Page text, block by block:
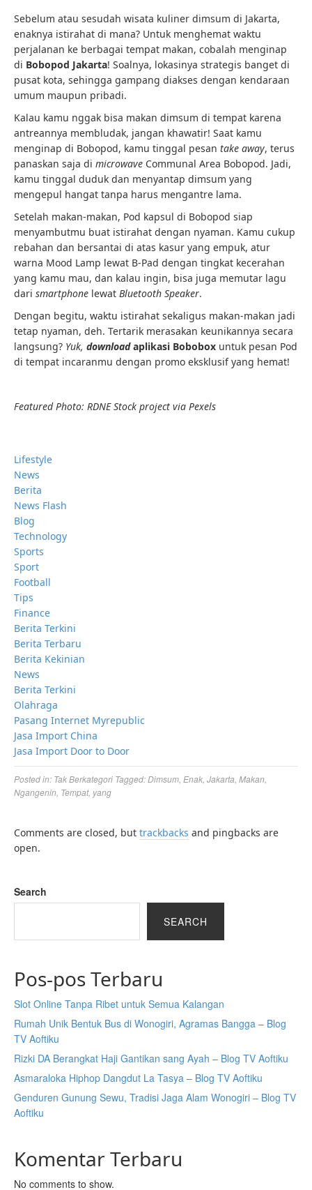
Sebelum atau sesudah wisata kuliner dimsum di Jakarta,
enaknya istirahat di mana? Untuk menghemat waktu
perjalanan ke berbagai tempat makan, cobalah menginap
di Bobopod Jakarta! Soalnya, lokasinya strategis banget di
pusat kota, sehingga gampang diakses dengan kendaraan
umum maupun pribadi.
Kalau kamu nggak bisa makan dimsum di tempat karena
antreannya membludak, jangan khawatir! Saat kamu
menginap di Bobopod, kamu tinggal pesan take away, terus
panaskan saja di microwave Communal Area Bobopod. Jadi,
kamu tinggal duduk dan menyantap dimsum yang
mengepul hangat tanpa harus mengantre lama.
Setelah makan-makan, Pod kapsul di Bobopod siap
menyambutmu buat istirahat dengan nyaman. Kamu cukup
rebahan dan bersantai di atas kasur yang empuk, atur
warna Mood Lamp lewat B-Pad dengan tingkat kecerahan
yang kamu mau, dan kalau ingin, bisa juga memutar lagu
dari smartphone lewat Bluetooth Speaker.
Dengan begitu, waktu istirahat sekaligus makan-makan jadi
tetap nyaman, deh. Tertarik merasakan keunikannya secara
langsung? Yuk, downloadaplikasi Bobobox untuk pesan Pod
di tempat incaranmu dengan promo eksklusif yang hemat!
Featured Photo: RDNE Stock project via Pexels
Lifestyle
News
Berita
News Flash
Blog
Technology
Sports
Sport
Football
Tips
Finance
Berita Terkini
Berita Terbaru
Berita Kekinian
News
Berita Terkini
Olahraga
Pasang Internet Myrepublic
Jasa Import China
Jasa Import Door to Door
Posted in: Tak Berkategori Tagged:Dimsum Enak Jakarta Makan
Ngangenin Tempat, yang
Comments are closed, but trackbacks and pingbacks are
open.
Search
SEARCH
Pos-pos Terbaru
Slot Online Tanpa Ribet untuk Semua Kalangan
Rumah Unik Bentuk Bus di Wonogiri, Agramas Bangga – Blog
TV Aoftiku
Rizki DA Berangkat Haji Gantikan sang Ayah – Blog TV Aoftiku
Asmaraloka Hiphop Dangdut La Tasya – Blog TV Aoftiku
Genduren Gunung Sewu, Tradisi Jaga Alam Wonogiri – Blog TV
Aoftiku
Komentar Terbaru
No comments to show.